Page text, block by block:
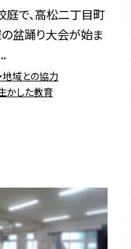
で、高松二丁目町
盆踊り大会が始ま
域との協力
した教育